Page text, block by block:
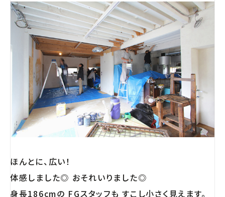
ほんとに、広い！
体感しました◎ おそれいりました◎
身長186cmの FGスタッフも すこし小さく見えます。